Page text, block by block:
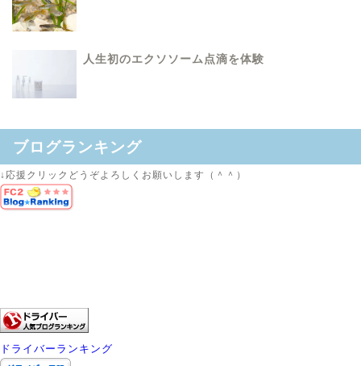
人生初のエクソソーム点滴を体験
ブログランキング
↓応援クリックどうぞよろしくお願いします（＾＾）
ドライバーランキング